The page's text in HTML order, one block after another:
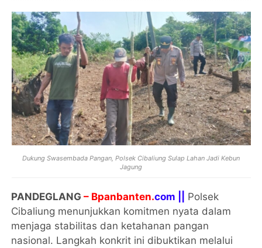
Dukung Swasembada Pangan, Polsek Cibaliung Sulap Lahan Jadi Kebun
Jagung
PANDEGLANG – Bpanbanten.com ||
Polsek
Cibaliung menunjukkan komitmen nyata dalam
menjaga stabilitas dan ketahanan pangan
nasional. Langkah konkrit ini dibuktikan melalui